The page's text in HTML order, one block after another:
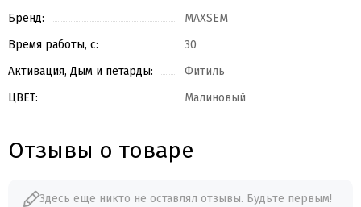
Бренд:
MAXSEM
Время работы, с:
30
Активация, Дым и петарды:
Фитиль
ЦВЕТ:
Малиновый
Отзывы о товаре
Здесь еще никто не оставлял отзывы. Будьте первым!